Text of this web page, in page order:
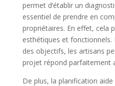
permet d’établir un
essentiel de prendre en
propriétaires. En effet, cela
esthétiques et fonctionnels.
des objectifs, les artisans
projet répond parfaitement
De plus, la planification